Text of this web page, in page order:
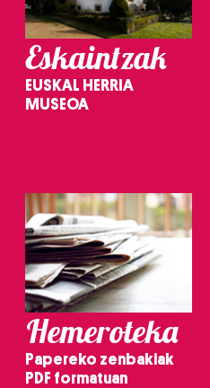
irakurri
Eskaintzak
EUSKAL HERRIA
MUSEOA
Hemeroteka
Papereko zenbakiak
PDF formatuan